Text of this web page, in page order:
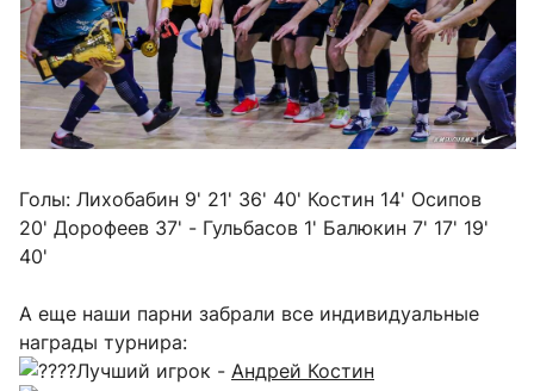
Голы: Лихобабин 9' 21' 36' 40' Костин 14' Осипов
20' Дорофеев 37' - Гульбасов 1' Балюкин 7' 17' 19'
40'
А еще наши парни забрали все индивидуальные
награды турнира:
Лучший игрок - Андрей Костин